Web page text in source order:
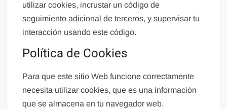
utilizar cookies, incrustar un código de
seguimiento adicional de terceros, y supervisar tu
interacción usando este código.
Política de Cookies
Para que este sitio Web funcione correctamente
necesita utilizar cookies, que es una información
que se almacena en tu navegador web.